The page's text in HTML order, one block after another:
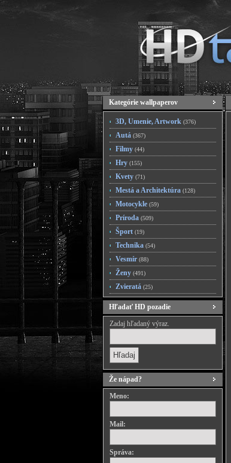
Kategórie wallpaperov
3D, Umenie, Artwork (376)
Autá (367)
Filmy (44)
Hry (155)
Kvety (71)
Mestá a Architektúra (128)
Motocykle (59)
Príroda (509)
Šport (19)
Technika (54)
Vesmír (88)
Ženy (491)
Zvieratá (25)
Hľadať HD pozadie
Zadaj hľadaný výraz.
Že nápad?
Meno:
Mail:
Správa: